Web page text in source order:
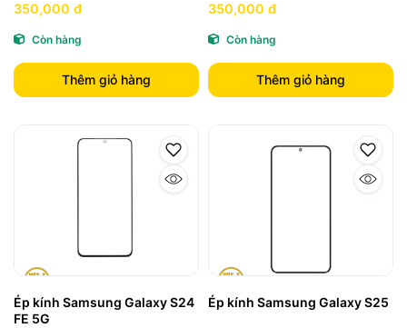
350,000 đ
Còn hàng
Thêm giỏ hàng
350,000 đ
Còn hàng
Thêm giỏ hàng
Ép kính Samsung Galaxy S24
FE 5G
Ép kính Samsung Galaxy S25